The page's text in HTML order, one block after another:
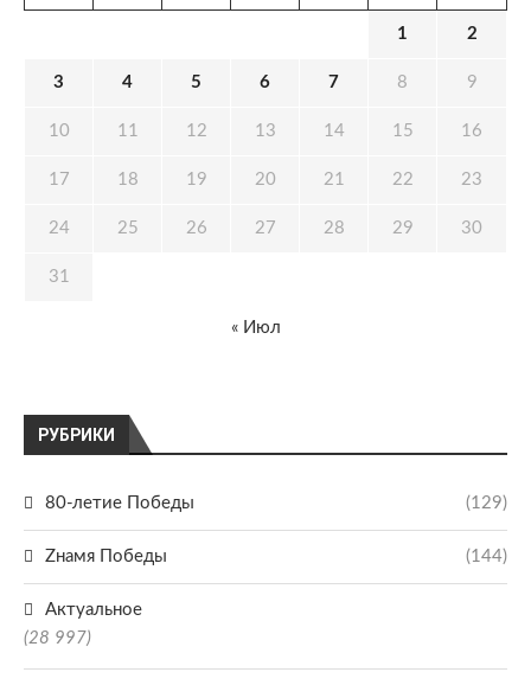
РУБРИКИ
80-летие Победы (129)
Zнамя Победы (144)
Актуальное
(28 997)
1 2
3 4 5 6 7 8 9
10 11 12 13 14 15 16
17 18 19 20 21 22 23
24 25 26 27 28 29 30
31
« Июл